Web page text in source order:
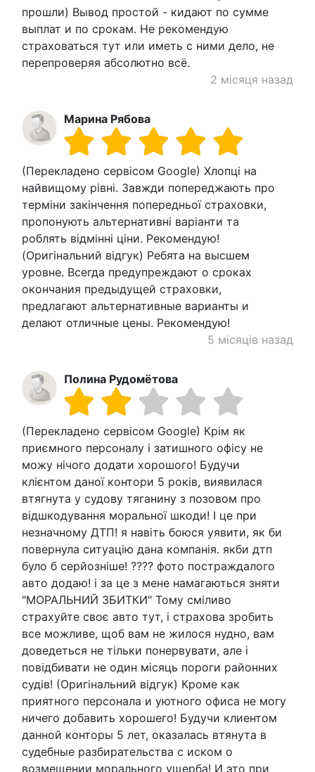
прошли) Вывод простой - кидают по сумме
выплат и по срокам. Не рекомендую
страховаться тут или иметь с ними дело, не
перепроверяя абсолютно всё.
2 місяця назад
Марина Рябова
(Перекладено сервісом Google) Хлопці на
найвищому рівні. Завжди попереджають про
терміни закінчення попередньої страховки,
пропонують альтернативні варіанти та
роблять відмінні ціни. Рекомендую!
(Оригінальний відгук) Ребята на высшем
уровне. Всегда предупреждают о сроках
окончания предыдущей страховки,
предлагают альтернативные варианты и
делают отличные цены. Рекомендую!
5 місяців назад
Полина Рудомётова
(Перекладено сервісом Google) Крім як
приємного персоналу і затишного офісу не
можу нічого додати хорошого! Будучи
клієнтом даної контори 5 років, виявилася
втягнута у судову тяганину з позовом про
відшкодування моральної шкоди! І це при
незначному ДТП! я навіть боюся уявити, як би
повернула ситуацію дана компанія. якби дтп
було б серйозніше! ???? фото постраждалого
авто додаю! і за це з мене намагаються зняти
"МОРАЛЬНИЙ ЗБИТКИ" Тому сміливо
страхуйте своє авто тут, і страхова зробить
все можливе, щоб вам не жилося нудно, вам
доведеться не тільки понервувати, але і
повідбивати не один місяць пороги районних
судів! (Оригінальний відгук) Кроме как
приятного персонала и уютного офиса не могу
ничего добавить хорошего! Будучи клиентом
данной конторы 5 лет, оказалась втянута в
судебные разбирательства с иском о
возмещении морального ущерба! И это при